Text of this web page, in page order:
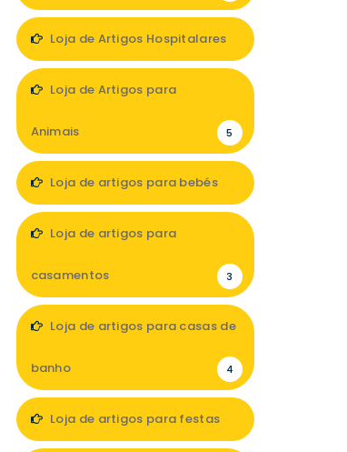
Loja de Artigos Hospitalares
Loja de Artigos para
Animais 5
Loja de artigos para bebés
Loja de artigos para
casamentos 3
Loja de artigos para casas de
banho 4
Loja de artigos para festas